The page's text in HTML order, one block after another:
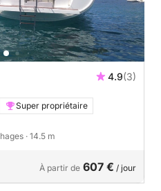
4.9(3)
Super propriétaire
· 14.5 m
À partir de 607 € / jour